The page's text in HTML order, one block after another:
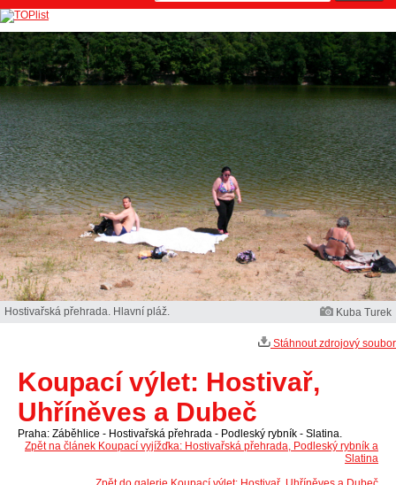
Hostivařská přehrada. Hlavní pláž. Kuba Turek
Stáhnout zdrojový soubor
Koupací výlet: Hostivař,
Uhříněves a Dubeč
Praha: Záběhlice - Hostivařská přehrada - Podleský rybník - Slatina.
Zpět na článek Koupací vyjížďka: Hostivařská přehrada, Podleský rybník a
Slatina